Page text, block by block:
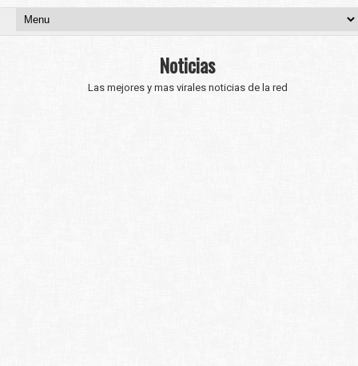
Noticias
Las mejores y mas virales noticias de la red